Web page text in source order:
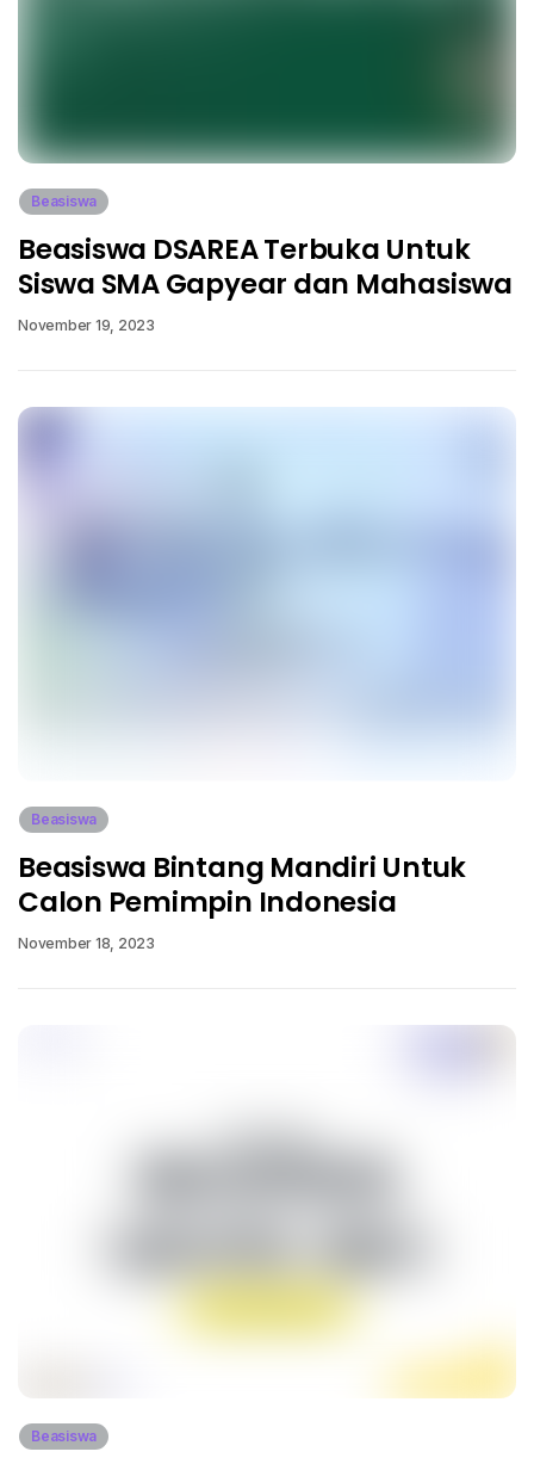
Beasiswa
Beasiswa DSAREA Terbuka Untuk
Siswa SMA Gapyear dan Mahasiswa
November 19, 2023
Beasiswa
Beasiswa Bintang Mandiri Untuk
Calon Pemimpin Indonesia
November 18, 2023
Beasiswa